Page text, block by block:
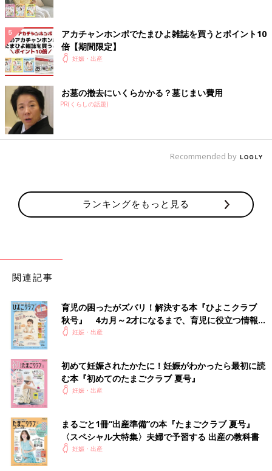
アカチャンホンポでたまひよ雑誌を買うとポイント10
倍【期間限定】
妊娠・出産
お墓の撤去にいくらかかる？墓じまい費用
PR(くらしの話題)
Recommended by
ランキングをもっと見る
関連記事
育児の困ったがズバリ！解決する本『ひよこクラブ
秋号』 4カ月～2才になるまで、育児に役立つ情報が
いっぱい！
妊娠・出産
初めて妊娠されたかたに！妊娠がわかったら最初に読
む本『初めてのたまごクラブ 夏号』
妊娠・出産
まるごと1冊“出産準備”の本『たまごクラブ 夏号』
〈スペシャル大特集〉夫婦で予習する 出産の教科書
妊娠・出産